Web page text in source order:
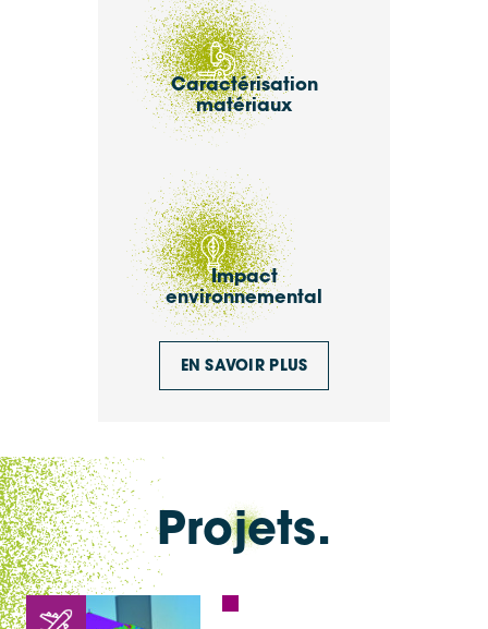
Caractérisation
matériaux
Impact
environnemental
EN SAVOIR PLUS
Projets.